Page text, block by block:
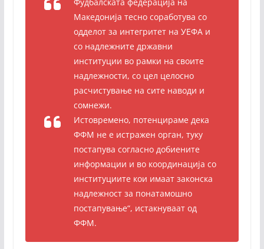
Македонија тесно соработува со
одделот за интегритет на УЕФА и
со надлежните државни
институции во рамки на своите
надлежности, со цел целосно
расчистување на сите наводи и
сомнежи.
Истовремено, потенцираме дека
ФФМ не е истражен орган, туку
постапува согласно добиените
информации и во координација со
институциите кои имаат законска
надлежност за понатамошно
постапување“, истакнуваат од
ФФМ.